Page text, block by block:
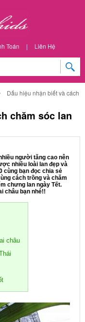
Toán | Liên Hệ
Dấu hiệu nhận biết và cách
chăm sóc lan
người tăng cao nên
nhiều loài lan đẹp và
cùng bạn đọc chia sẻ
cách trồng và chăm
chưng lan ngày Tết.
châu bạn nhé!!
châu